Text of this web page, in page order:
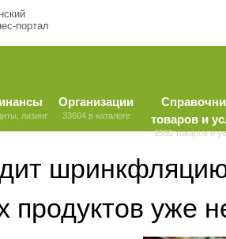
портал
лизинг
Организации
33604 в каталоге
товаров и
9580 товаров и
продуктов уже